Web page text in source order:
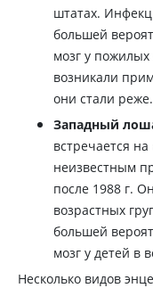
штатах.
большей
мозг у
возникали
они стали реже.
Западный
встречается
неизвестным
после 1988 г.
возрастных
большей
мозг у детей в
Несколько видов